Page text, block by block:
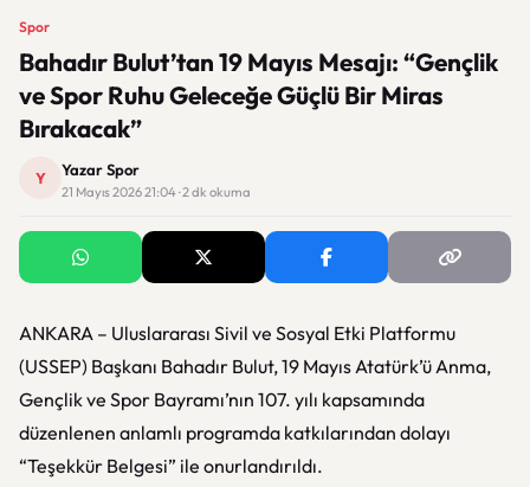
Spor
Bahadır Bulut’tan 19 Mayıs Mesajı: “Gençlik
ve Spor Ruhu Geleceğe Güçlü Bir Miras
Bırakacak”
Y Yazar Spor
21 Mayıs 2026 21:04 · 2 dk okuma
ANKARA – Uluslararası Sivil ve Sosyal Etki Platformu
(USSEP) Başkanı Bahadır Bulut, 19 Mayıs Atatürk’ü Anma,
Gençlik ve Spor Bayramı’nın 107. yılı kapsamında
düzenlenen anlamlı programda katkılarından dolayı
“Teşekkür Belgesi” ile onurlandırıldı.